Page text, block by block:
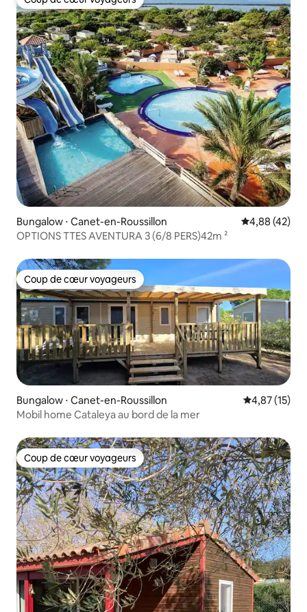
Coup de cœur voyageurs
Bungalow ⋅ Canet-en-Roussillon Évaluation
4,88 (42)
OPTIONS TTES AVENTURA 3 (6/8 PERS)42m ²
Coup de cœur voyageurs
Coup de cœur voyageurs
Bungalow ⋅ Canet-en-Roussillon Évaluation
4,87 (15)
Mobil home Cataleya au bord de la mer
Coup de cœur voyageurs
Coup de cœur voyageurs